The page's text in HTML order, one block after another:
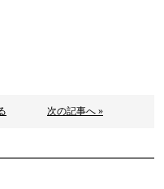
次の記事へ »